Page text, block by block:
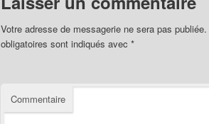
Votre adresse de messagerie ne sera pas publiée.
obligatoires sont indiqués avec *
Commentaire